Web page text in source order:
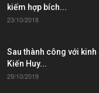
kiếm hợp bích...
23/10/2018
Sau thành công với kinh
Kiến Huy...
29/10/2019